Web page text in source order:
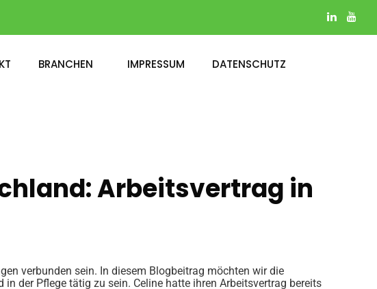
BRANCHEN IMPRESSUM DATENSCHUTZ
Arbeitsvertrag in
verbunden sein. In diesem Blogbeitrag möchten wir die
der Pflege tätig zu sein. Celine hatte ihren Arbeitsvertrag bereits